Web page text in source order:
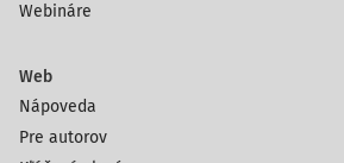
Webináre
Web
Nápoveda
Pre autorov